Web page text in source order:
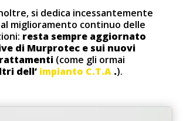
si dedica incessantemente
miglioramento continuo delle
resta sempre aggiornato
di Murprotec e sui nuovi
(come gli ormai
dell’impianto C.T.A.).